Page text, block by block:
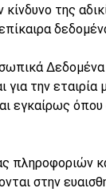
της
Δεδομένα
την εταιρία
εγκαίρως όπου
πληροφοριών
στην